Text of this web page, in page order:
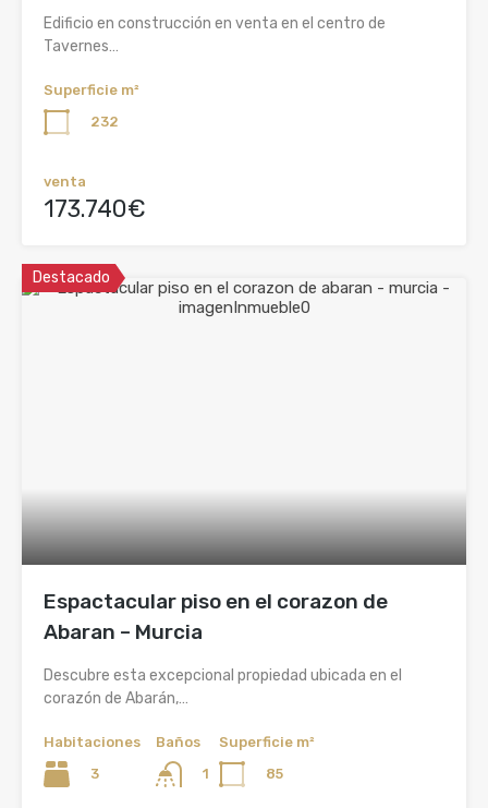
Edificio en construcción en venta en el centro de
Tavernes…
Superficie m²
232
venta
173.740€
Destacado
Espactacular piso en el corazon de
Abaran – Murcia
Descubre esta excepcional propiedad ubicada en el
corazón de Abarán,…
Habitaciones
3
Baños
1
Superficie m²
85